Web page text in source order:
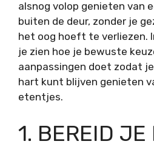
alsnog volop genieten van
buiten de deur, zonder je
het oog hoeft te verliezen.
je zien hoe je bewuste
aanpassingen doet zodat
hart kunt blijven genieten
etentjes.
1. BEREID